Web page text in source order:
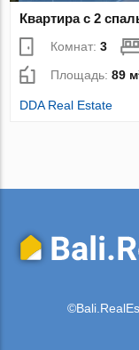
Квартира с 2
Комнат:3
Площадь:89
DDA Real Estate